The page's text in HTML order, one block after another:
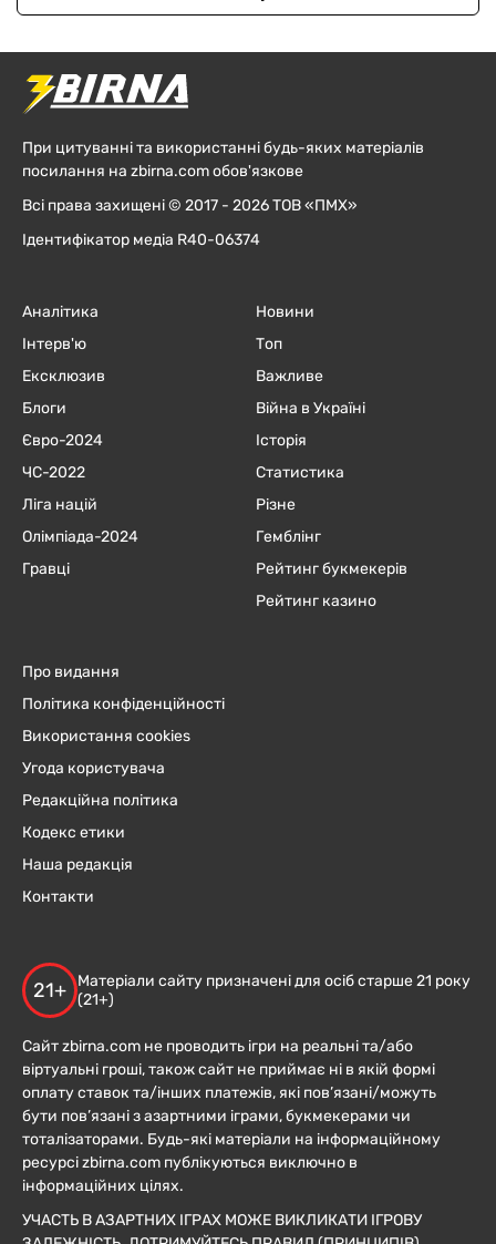
При цитуванні та використанні будь-яких матеріалів
посилання на zbirna.com обов'язкове
Всі права захищені © 2017 - 2026 ТОВ «ПМХ»
Ідентифікатор медіа R40-06374
Аналітика
Інтерв'ю
Ексклюзив
Блоги
Євро-2024
ЧC-2022
Ліга націй
Олімпіада-2024
Гравці
Новини
Топ
Важливе
Війна в Україні
Історія
Статистика
Різне
Гемблінг
Рейтинг букмекерів
Рейтинг казино
Про видання
Політика конфіденційності
Використання cookies
Угода користувача
Редакційна політика
Кодекс етики
Наша редакція
Контакти
21+
Матеріали сайту призначені для осіб старше 21 року
(21+)
Сайт zbirna.com не проводить ігри на реальні та/або
віртуальні гроші, також сайт не приймає ні в якій формі
оплату ставок та/інших платежів, які пов’язані/можуть
бути пов’язані з азартними іграми, букмекерами чи
тоталізаторами. Будь-які матеріали на інформаційному
ресурсі zbirna.com публікуються виключно в
інформаційних цілях.
УЧАСТЬ В АЗАРТНИХ ІГРАХ МОЖЕ ВИКЛИКАТИ ІГРОВУ